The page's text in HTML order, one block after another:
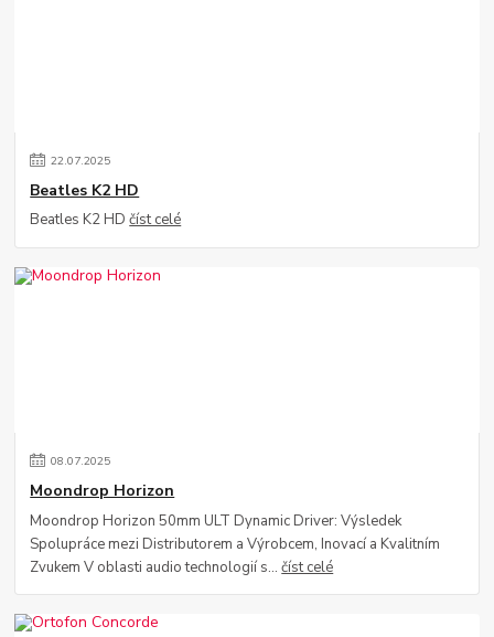
22.07.2025
Beatles K2 HD
Beatles K2 HDčíst celé
08.07.2025
Moondrop Horizon
Moondrop Horizon 50mm ULT Dynamic Driver: Výsledek
Spolupráce mezi Distributorem a Výrobcem, Inovací a Kvalitním
Zvukem V oblasti audio technologií s...číst celé